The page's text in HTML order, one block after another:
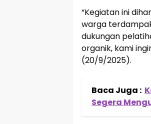
“Kegiatan ini
warga
dukungan
organik, kami
(20/9/2025).
Baca Juga :
Segera